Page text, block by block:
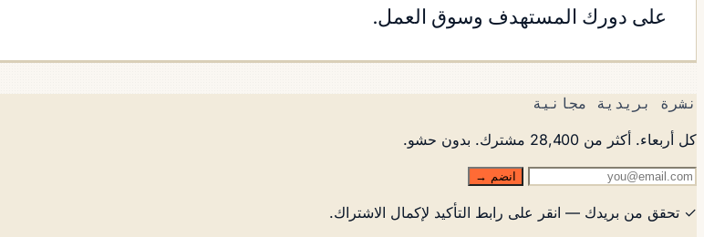
على دورك المستهدف وسوق العمل.
نشرة بريدية مجانية
كل أربعاء. أكثر من 28,400 مشترك. بدون حشو.
انضم →
✓ تحقق من بريدك — انقر على رابط التأكيد لإكمال الاشتراك.